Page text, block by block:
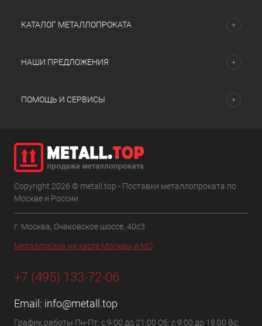
КАТАЛОГ МЕТАЛЛОПРОКАТА
НАШИ ПРЕДЛОЖЕНИЯ
ПОМОЩЬ И СЕРВИСЫ
Copyright 2026 © metall.top - Поставки металлопроката по
Москве и России
г. Москва, Очаковское шоссе, 40с3
Металлобаза на карте Москвы и МО
+7 (495) 133-72-06
Email: info@metall.top
График работы Пн-Пт: с 9:00 до 21:00 Сб: с 9:00 до 18:00 Вс: